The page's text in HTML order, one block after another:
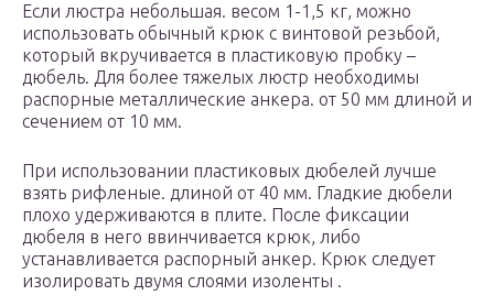
Если люстра небольшая. весом 1-1,5 кг, можно
использовать обычный крюк с винтовой резьбой,
который вкручивается в пластиковую пробку –
дюбель. Для более тяжелых люстр необходимы
распорные металлические анкера. от 50 мм длиной и
сечением от 10 мм.
При использовании пластиковых дюбелей лучше
взять рифленые. длиной от 40 мм. Гладкие дюбели
плохо удерживаются в плите. После фиксации
дюбеля в него ввинчивается крюк, либо
устанавливается распорный анкер. Крюк следует
изолировать двумя слоями изоленты .